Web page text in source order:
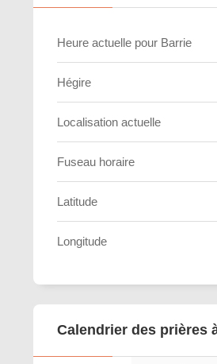
Heure actuelle pour Barrie
Hégire
Localisation actuelle
Fuseau horaire
Latitude
Longitude
Calendrier des prières